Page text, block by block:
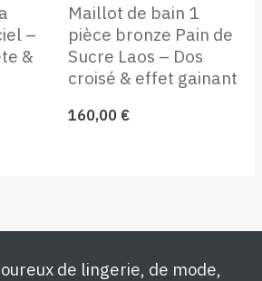
–
&
Maillot de bain 1
pièce bronze Pain de
Sucre Laos – Dos
croisé & effet gainant
160,00 €
de lingerie, de mode,